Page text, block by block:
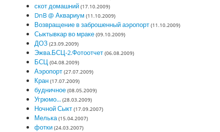
скот домашний (17.10.2009)
DnB @ Аквариум (11.10.2009)
Возвращение в заброшенный аэропорт (11.10.2009)
Сыктывкар во мраке (09.10.2009)
ДОЗ (23.09.2009)
Эжва.БСЦ-2.Фотоотчет (06.08.2009)
БСЦ (04.08.2009)
Аэропорт (27.07.2009)
Кран (17.07.2009)
будничное (08.05.2009)
Угрюмо... (28.03.2009)
Ночной Сыкт (17.09.2007)
Мелька (15.04.2007)
фотки (24.03.2007)